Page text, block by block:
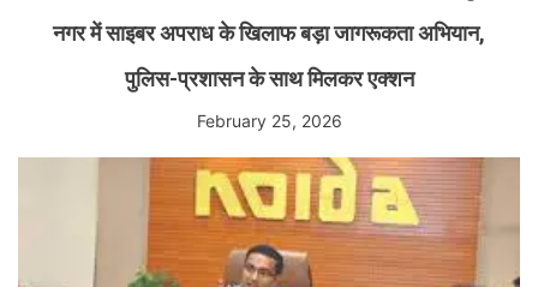
नगर में साइबर अपराध के खिलाफ बड़ा जागरूकता अभियान,
पुलिस-प्रशासन के साथ मिलकर एक्शन
February 25, 2026